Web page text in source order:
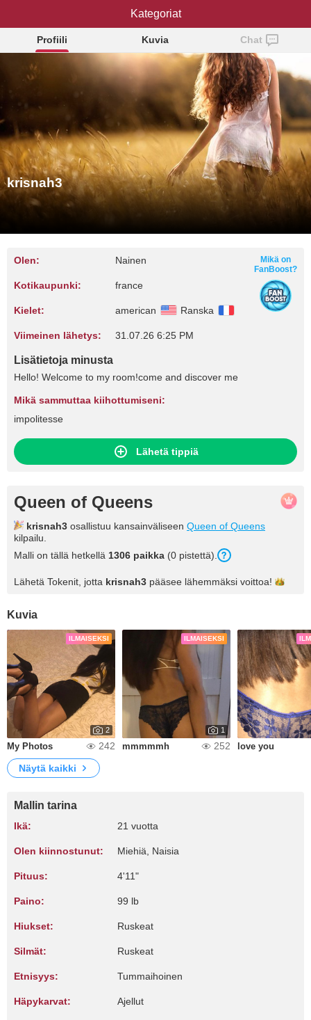
krisnah3
Profiili Kuvia Chat
krisnah3
Olen: Nainen
Kotikaupunki: france
Kielet: american Ranska
Viimeinen lähetys: 31.07.26 6:25 PM
Mikä on
FanBoost?
Lisätietoja minusta
Hello! Welcome to my room!come and discover me
Mikä sammuttaa kiihottumiseni:
impolitesse
Lähetä tippiä
Queen of Queens
krisnah3 osallistuu kansainväliseen Queen of Queens
kilpailu.
Malli on tällä hetkellä 1306 paikka (0 pistettä).
Lähetä Tokenit, jotta krisnah3 pääsee lähemmäksi voittoa!
Kuvia
ILMAISEKSI
2
My Photos 242
ILMAISEKSI
1
mmmmmh 252 love you
Näytä kaikki
Mallin tarina
Ikä: 21 vuotta
Olen kiinnostunut: Miehiä, Naisia
Pituus: 4'11"
Paino: 99 lb
Hiukset: Ruskeat
Silmät: Ruskeat
Etnisyys: Tummaihoinen
Häpykarvat: Ajellut
Kategoriat